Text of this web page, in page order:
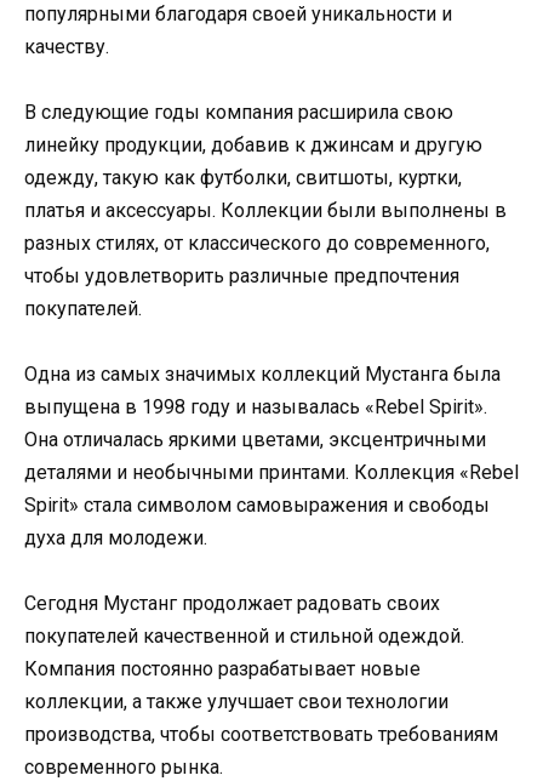
популярными благодаря своей уникальности и
качеству.
В следующие годы компания расширила свою
линейку продукции, добавив к джинсам и другую
одежду, такую как футболки, свитшоты, куртки,
платья и аксессуары. Коллекции были выполнены в
разных стилях, от классического до современного,
чтобы удовлетворить различные предпочтения
покупателей.
Одна из самых значимых коллекций Мустанга была
выпущена в 1998 году и называлась «Rebel Spirit».
Она отличалась яркими цветами, эксцентричными
деталями и необычными принтами. Коллекция «Rebel
Spirit» стала символом самовыражения и свободы
духа для молодежи.
Сегодня Мустанг продолжает радовать своих
покупателей качественной и стильной одеждой.
Компания постоянно разрабатывает новые
коллекции, а также улучшает свои технологии
производства, чтобы соответствовать требованиям
современного рынка.